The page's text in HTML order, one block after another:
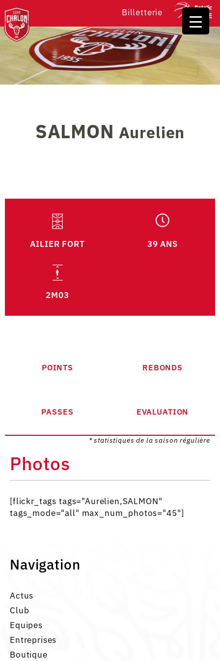
Billetterie
SALMON Aurelien
AILIER FORT 39 ANS
2M03
POINTS REBONDS
PASSES EVALUATION
* statistiques de la saison régulière
Photos
[flickr_tags tags="Aurelien,SALMON"
tags_mode="all" max_num_photos="45"]
Navigation
Actus
Club
Equipes
Entreprises
Boutique